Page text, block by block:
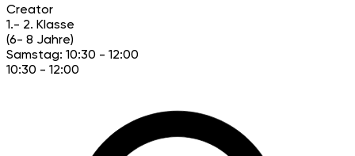
Creator
1.- 2. Klasse
(6- 8 Jahre)
Samstag: 10:30 - 12:00
10:30 - 12:00